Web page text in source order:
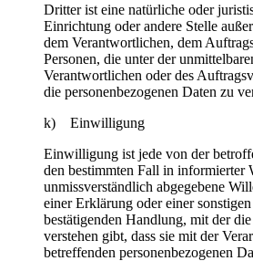
Dritter ist eine natürliche oder
Einrichtung oder andere Stelle
dem Verantwortlichen, dem
Personen, die unter der
Verantwortlichen oder des
die personenbezogenen Daten zu
k) Einwilligung
Einwilligung ist jede von der
den bestimmten Fall in informierter
unmissverständlich abgegebene
einer Erklärung oder einer
bestätigenden Handlung, mit der
verstehen gibt, dass sie mit der
betreffenden personenbezogenen